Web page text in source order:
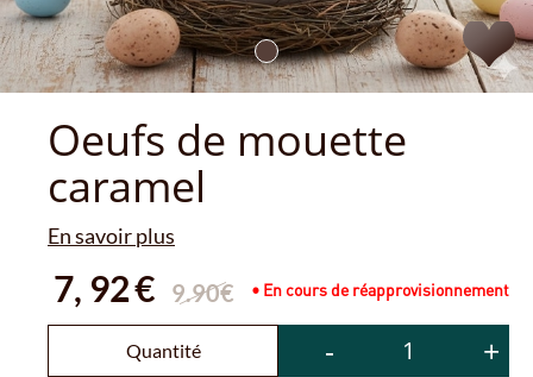
Oeufs de mouette
caramel
En savoir plus
7, 92€ 9.90€ • En cours de réapprovisionnement
Quantité - +